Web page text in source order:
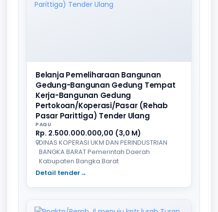
Belanja Pemeliharaan Bangunan
Gedung-Bangunan Gedung Tempat
Kerja-Bangunan Gedung
Pertokoan/Koperasi/Pasar (Rehab
Pasar Parittiga) Tender Ulang
PAGU
Rp. 2.500.000.000,00 (3,0 M)
DINAS KOPERASI UKM DAN PERINDUSTRIAN
BANGKA BARAT Pemerintah Daerah
Kabupaten Bangka Barat
Detail tender→